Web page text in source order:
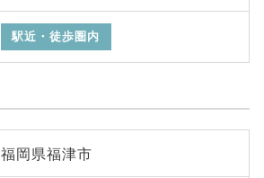
駅近・徒歩圏内
福岡県福津市